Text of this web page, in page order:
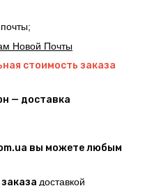
Новой Почты
стоимость заказа
— доставка
вы можете любым
доставкой